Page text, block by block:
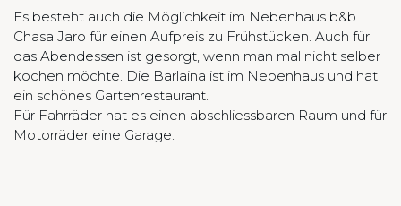
Es besteht auch die Möglichkeit im Nebenhaus b&b
Chasa Jaro für einen Aufpreis zu Frühstücken. Auch für
das Abendessen ist gesorgt, wenn man mal nicht selber
kochen möchte. Die Barlaina ist im Nebenhaus und hat
ein schönes Gartenrestaurant.
Für Fahrräder hat es einen abschliessbaren Raum und für
Motorräder eine Garage.